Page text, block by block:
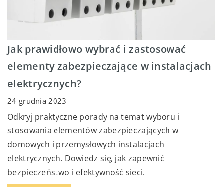
Jak prawidłowo wybrać i zastosować
elementy zabezpieczające w instalacjach
elektrycznych?
24 grudnia 2023
Odkryj praktyczne porady na temat wyboru i
stosowania elementów zabezpieczających w
domowych i przemysłowych instalacjach
elektrycznych. Dowiedz się, jak zapewnić
bezpieczeństwo i efektywność sieci.